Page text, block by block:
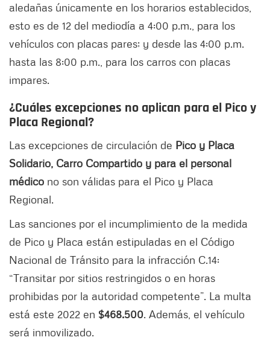
aledañas únicamente en los horarios establecidos,
esto es de 12 del mediodía a 4:00 p.m., para los
vehículos con placas pares; y desde las 4:00 p.m.
hasta las 8:00 p.m., para los carros con placas
impares.
¿Cuáles excepciones no aplican para el Pico y
Placa Regional?
Las excepciones de circulación de Pico y Placa
Solidario, Carro Compartido y para el personal
médico no son válidas para el Pico y Placa
Regional.
Las sanciones por el incumplimiento de la medida
de Pico y Placa están estipuladas en el Código
Nacional de Tránsito para la infracción C.14:
“Transitar por sitios restringidos o en horas
prohibidas por la autoridad competente”. La multa
está este 2022 en $468.500. Además, el vehículo
será inmovilizado.